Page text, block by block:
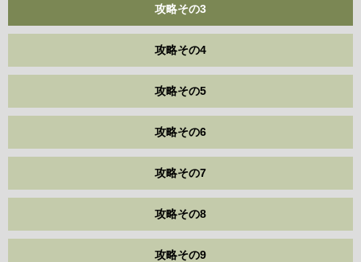
攻略その3
攻略その4
攻略その5
攻略その6
攻略その7
攻略その8
攻略その9